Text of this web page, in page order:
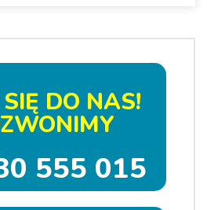
DO NAS!
555 015